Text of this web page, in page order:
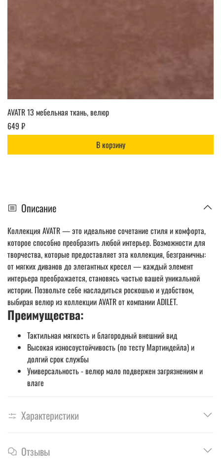
AVATR 13 мебельная ткань, велюр
649 ₽
В корзину
Описание
Коллекция AVATR — это идеальное сочетание стиля и комфорта,
которое способно преобразить любой интерьер. Возможности для
творчества, которые предоставляет эта коллекция, безграничны:
от мягких диванов до элегантных кресел — каждый элемент
интерьера преображается, становясь частью вашей уникальной
истории. Позвольте себе насладиться роскошью и удобством,
выбирая велюр из коллекции AVATR от компании ADILET.
Преимущества:
Тактильная мягкость и благородный внешний вид
Высокая износоустойчивость (по тесту Мартиндейла) и
долгий срок службы
Универсальность - велюр мало подвержен загрязнениям и
влаге
Характеристики
Отзывы